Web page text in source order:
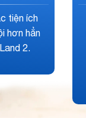
Dự án
cấp
tầm
sinh lời